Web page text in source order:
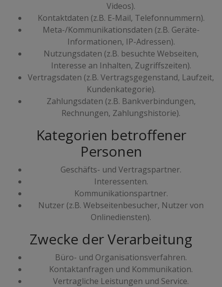
Videos).
Kontaktdaten (z.B. E-Mail, Telefonnummern).
Meta-/Kommunikationsdaten (z.B. Geräte-
Informationen, IP-Adressen).
Nutzungsdaten (z.B. besuchte Webseiten,
Interesse an Inhalten, Zugriffszeiten).
Vertragsdaten (z.B. Vertragsgegenstand, Laufzeit,
Kundenkategorie).
Zahlungsdaten (z.B. Bankverbindungen,
Rechnungen, Zahlungshistorie).
Kategorien betroffener
Personen
Geschäfts- und Vertragspartner.
Interessenten.
Kommunikationspartner.
Nutzer (z.B. Webseitenbesucher, Nutzer von
Onlinediensten).
Zwecke der Verarbeitung
Büro- und Organisationsverfahren.
Kontaktanfragen und Kommunikation.
Vertragliche Leistungen und Service.